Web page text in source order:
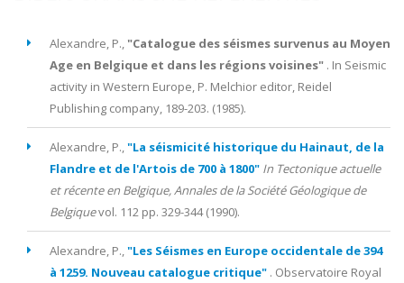
Alexandre, P., "Catalogue des séismes survenus au Moyen
Age en Belgique et dans les régions voisines" . In Seismic
activity in Western Europe, P. Melchior editor, Reidel
Publishing company, 189-203. (1985).
Alexandre, P.,"La séismicité historique du Hainaut, de la
Flandre et de l'Artois de 700 à 1800" In Tectonique actuelle
et récente en Belgique, Annales de la Société Géologique de
Belgiquevol. 112 pp. 329-344(1990).
Alexandre, P.,"Les Séismes en Europe occidentale de 394
à 1259. Nouveau catalogue critique" . Observatoire Royal